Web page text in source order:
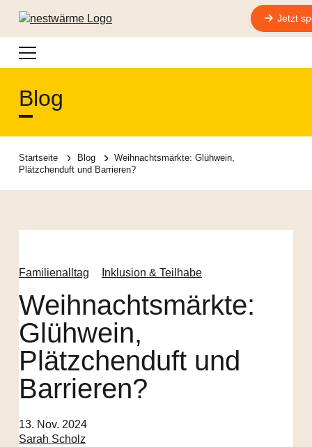
Jetzt
Navigation
Blog
Startseite Blog
Weihnachtsmärkte: Glühwein,
Plätzchenduft und Barrieren?
Familienalltag Inklusion & Teilhabe
Weihnachtsmärkte:
Glühwein,
Plätzchenduft und
Barrieren?
13. Nov. 2024
Sarah Scholz